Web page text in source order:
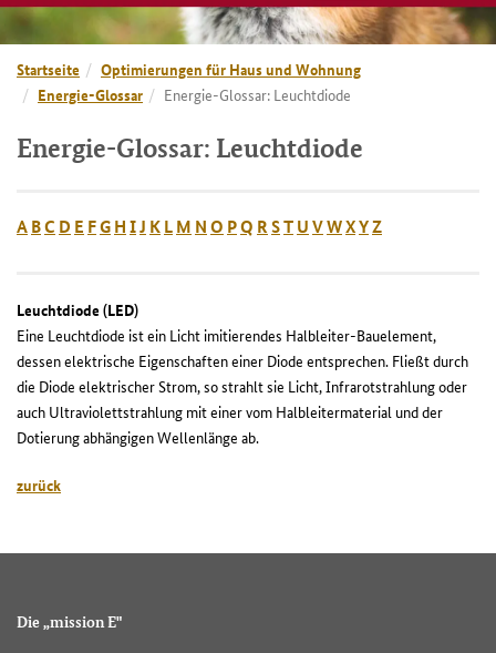
Startseite
Optimierungen für Haus und Wohnung
Energie-Glossar
Energie-Glossar: Leuchtdiode
Energie-Glossar: Leuchtdiode
ABC D E FGHIJ KLM NO PQ RSTUVWXYZ
Leuchtdiode (LED)
Eine Leuchtdiode ist ein Licht imitierendes Halbleiter-Bauelement,
dessen elektrische Eigenschaften einer Diode entsprechen. Fließt durch
die Diode elektrischer Strom, so strahlt sie Licht, Infrarotstrahlung oder
auch Ultraviolettstrahlung mit einer vom Halbleitermaterial und der
Dotierung abhängigen Wellenlänge ab.
zurück
Die „mission E"